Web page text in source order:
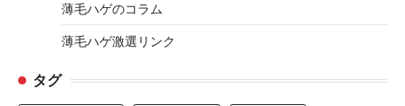
薄毛ハゲのコラム
薄毛ハゲ激選リンク
タグ